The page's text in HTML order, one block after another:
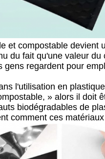
et compostable
du fait qu'une valeur
gens regardent pour
l'utilisation en
» alors il doit
biodégradables de
comment ces